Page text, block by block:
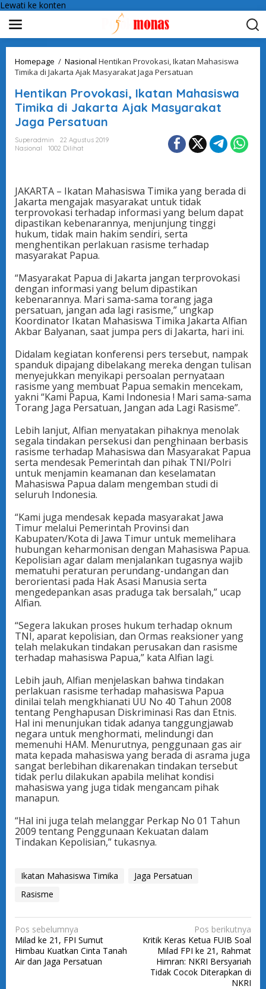
Lewati ke konten
Homepage / Nasional Hentikan Provokasi, Ikatan Mahasiswa
Timika di Jakarta Ajak Masyarakat Jaga Persatuan
Hentikan Provokasi, Ikatan Mahasiswa
Timika di Jakarta Ajak Masyarakat
Jaga Persatuan
Superadmin
22 Agustus 2019
Nasional
1002 Dilihat
JAKARTA – Ikatan Mahasiswa Timika yang berada di
Jakarta mengajak masyarakat untuk tidak
terprovokasi terhadap informasi yang belum dapat
dipastikan kebenarannya, menjunjung tinggi
hukum, tidak main hakim sendiri, serta
menghentikan perlakuan rasisme terhadap
masyarakat Papua.
“Masyarakat Papua di Jakarta jangan terprovokasi
dengan informasi yang belum dipastikan
kebenarannya. Mari sama-sama torang jaga
persatuan, jangan ada lagi rasisme,” ungkap
Koordinator Ikatan Mahasiswa Timika Jakarta Alfian
Akbar Balyanan, saat jumpa pers di Jakarta, hari ini.
Didalam kegiatan konferensi pers tersebut, nampak
spanduk dipajang dibelakang mereka dengan tulisan
menyejukkan menyikapi persoalan pernyataan
rasisme yang membuat Papua semakin mencekam,
yakni “Kami Papua, Kami Indonesia ! Mari sama-sama
Torang Jaga Persatuan, Jangan ada Lagi Rasisme”.
Lebih lanjut, Alfian menyatakan pihaknya menolak
segala tindakan persekusi dan penghinaan berbasis
rasisme terhadap Mahasiswa dan Masyarakat Papua
serta mendesak Pemerintah dan pihak TNI/Polri
untuk menjamin keamanan dan keselamatan
Mahasiswa Papua dalam mengemban studi di
seluruh Indonesia.
“Kami juga mendesak kepada masyarakat Jawa
Timur melalui Pemerintah Provinsi dan
Kabupaten/Kota di Jawa Timur untuk memelihara
hubungan keharmonisan dengan Mahasiswa Papua.
Kepolisian agar dalam menjalankan tugasnya wajib
mematuhi peraturan perundang-undangan dan
berorientasi pada Hak Asasi Manusia serta
mengedepankan asas praduga tak bersalah,” ucap
Alfian.
“Segera lakukan proses hukum terhadap oknum
TNI, aparat kepolisian, dan Ormas reaksioner yang
telah melakukan tindakan perusakan dan rasisme
terhadap mahasiswa Papua,” kata Alfian lagi.
Lebih jauh, Alfian menjelaskan bahwa tindakan
perlakuan rasisme terhadap mahasiswa Papua
dinilai telah mengkhianati UU No 40 Tahun 2008
tentang Penghapusan Diskriminasi Ras dan Etnis.
Hal ini menunjukan tidak adanya tanggungjawab
negara untuk menghormati, melindungi dan
memenuhi HAM. Menurutnya, penggunaan gas air
mata kepada mahasiswa yang berada di asrama juga
sangat berlebihan dikarenakan tindakan tersebut
tidak perlu dilakukan apabila melihat kondisi
mahasiswa yang juga tidak mengancam pihak
manapun.
“Hal ini juga telah melanggar Perkap No 01 Tahun
2009 tentang Penggunaan Kekuatan dalam
Tindakan Kepolisian,” tukasnya.
Ikatan Mahasiswa Timika
Jaga Persatuan
Rasisme
N
a
v
Pos sebelumnya
Milad ke 21, FPI Sumut
Himbau Kuatkan Cinta Tanah
Air dan Jaga Persatuan
Pos berikutnya
Kritik Keras Ketua FUIB Soal
Milad FPI ke 21, Rahmat
Himran: NKRI Bersyariah
Tidak Cocok Diterapkan di
NKRI